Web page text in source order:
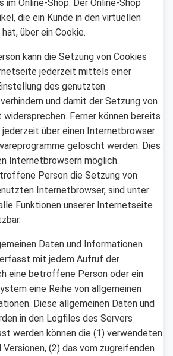
im Online-Shop. Der Online-Shop
die ein Kunde in den virtuellen
über ein Cookie.
kann die Setzung von Cookies
jederzeit mittels einer
des genutzten
und damit der Setzung von
Ferner können bereits
über einen Internetbrowser
gelöscht werden. Dies
Internetbrowsern möglich.
Person die Setzung von
Internetbrowser, sind unter
Funktionen unserer Internetseite
Daten und Informationen
mit jedem Aufruf der
eine betroffene Person oder ein
eine Reihe von allgemeinen
Diese allgemeinen Daten und
in den Logfiles des Servers
werden können die (1) verwendeten
(2) das vom zugreifenden